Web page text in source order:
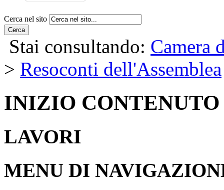
Cerca nel sito
Cerca
Stai consultando: Camera
> Resoconti dell'Assemblea
INIZIO CONTENUTO
LAVORI
MENU DI